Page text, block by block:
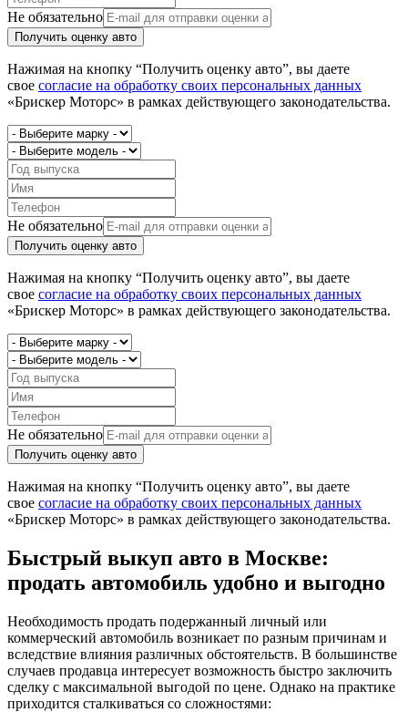
Не обязательно
Получить оценку авто
Нажимая на кнопку “Получить оценку авто”, вы даете
свое согласие на обработку своих персональных данных
«Брискер Моторс» в рамках действующего законодательства.
Не обязательно
Получить оценку авто
Нажимая на кнопку “Получить оценку авто”, вы даете
свое согласие на обработку своих персональных данных
«Брискер Моторс» в рамках действующего законодательства.
Не обязательно
Получить оценку авто
Нажимая на кнопку “Получить оценку авто”, вы даете
свое согласие на обработку своих персональных данных
«Брискер Моторс» в рамках действующего законодательства.
Быстрый выкуп авто в Москве:
продать автомобиль удобно и выгодно
Необходимость продать подержанный личный или
коммерческий автомобиль возникает по разным причинам и
вследствие влияния различных обстоятельств. В большинстве
случаев продавца интересует возможность быстро заключить
сделку с максимальной выгодой по цене. Однако на практике
приходится сталкиваться со сложностями: